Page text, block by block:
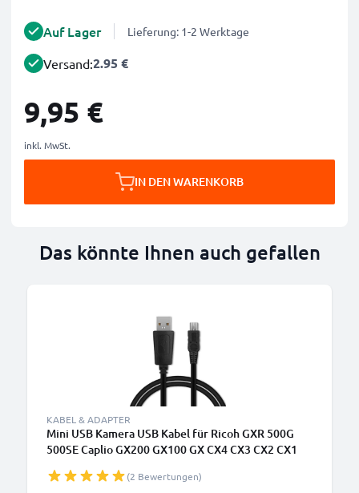
Auf Lager Lieferung: 1-2 Werktage
Versand:2.95 €
9,95 €
inkl. MwSt.
IN DEN WARENKORB
Das könnte Ihnen auch gefallen
KABEL & ADAPTER
Mini USB Kamera USB Kabel für Ricoh GXR 500G
500SE Caplio GX200 GX100 GX CX4 CX3 CX2 CX1
Fotokameras - Datenkabel 2.0, PVC Ladekabel
(2 Bewertungen)